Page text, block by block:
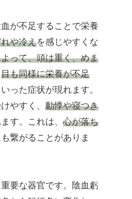
が不足することで栄養
や冷えを感じやすくな
って、頭は重く、めま
目も同様に栄養が不足
いった症状が現れます。
やすく、 動悸や寝つき
す。これは、 心が落ち
繋がることがありま
要な器官です。陰血虧